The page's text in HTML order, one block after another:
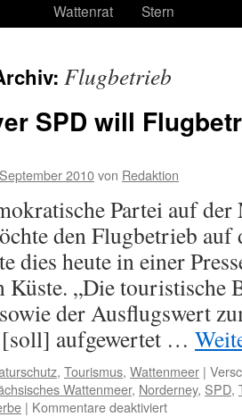
Wattenrat
Stern
Flugbetrieb
SPD will
2010von Redaktion
Partei auf der
den Flugbetrieb
dies heute in einer
Küste. „Die touristische
der Ausflugswert
aufgewertet …
, Tourismus, Wattenmeer |
Wattenmeer, Norderney, SPD,
| Kommentare deaktiviertfür